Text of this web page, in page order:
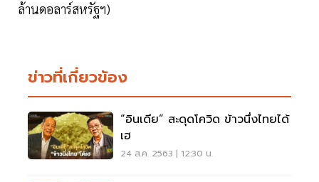
ล้านดอลาร์สหรัฐฯ)
ข่าวที่เกี่ยวข้อง
“อินเดีย” สะดุดโควิด ข้าวนึ่งไทยได้
เฮ
24 ส.ค. 2563 | 12:30 น.